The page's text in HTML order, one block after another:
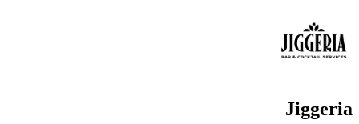
Jiggeria